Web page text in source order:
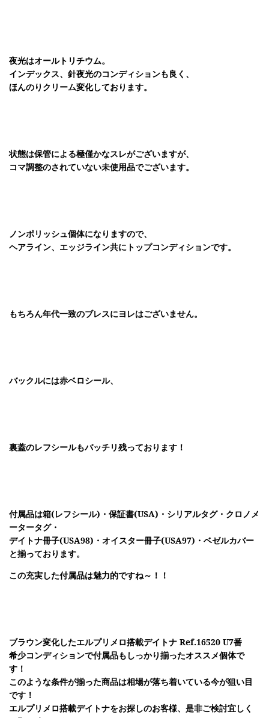
夜光はオールトリチウム。
インデックス、針夜光のコンディションも良く、
ほんのりクリーム変化しております。
状態は保管による極僅かなスレがございますが、
コマ調整のされていない未使用品でございます。
ノンポリッシュ個体になりますので、
ヘアライン、エッジライン共にトップコンディションです。
もちろん年代一致のブレスにヨレはございません。
バックルには赤ベロシール、
裏蓋のレフシールもバッチリ残っております！
付属品は箱(レフシール)・保証書(USA)・シリアルタグ・クロノメ
ータータグ・
デイトナ冊子(USA98)・オイスター冊子(USA97)・ベゼルカバー
と揃っております。
この充実した付属品は魅力的ですね～！！
ブラウン変化したエルプリメロ搭載デイトナ Ref.16520 U7番
希少コンディションで付属品もしっかり揃ったオススメ個体で
す！
このような条件が揃った商品は相場が落ち着いている今が狙い目
です！
エルプリメロ搭載デイトナをお探しのお客様、是非ご検討宜しく